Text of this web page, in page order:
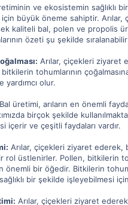
ve ekosistemin sağlıklı
büyük öneme sahiptir. Arılar,
kaliteli bal, polen ve propolis
özeti şu şekilde
Arılar, çiçekleri ziyaret
tohumlarının
yardımcı olur.
Bal üretimi, arıların en önemli
birçok şekilde
içerir ve çeşitli faydaları vardır.
Arılar, çiçekleri ziyaret ederek,
rol üstlenirler. Pollen, bitkilerin
önemli bir öğedir. Bitkilerin
bir şekilde işleyebilmesi
Arılar, çiçekleri ziyaret